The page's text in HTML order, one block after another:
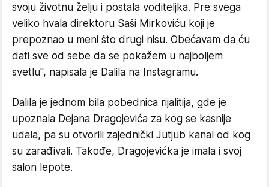
svoju životnu želju i postala voditeljka. Pre svega
veliko hvala direktoru Saši Mirkoviću koji je
prepoznao u meni što drugi nisu. Obećavam da ću
dati sve od sebe da se pokažem u najboljem
svetlu", napisala je Dalila na Instagramu.
Dalila je jednom bila pobednica rijalitija, gde je
upoznala Dejana Dragojevića za kog se kasnije
udala, pa su otvorili zajednički Jutjub kanal od kog
su zarađivali. Takođe, Dragojevićka je imala i svoj
salon lepote.